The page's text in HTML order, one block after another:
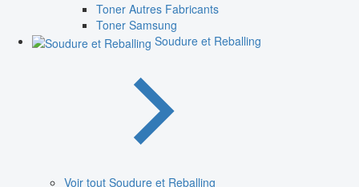
Toner Autres Fabricants
Toner Samsung
Soudure et Reballing
Voir tout Soudure et Reballing